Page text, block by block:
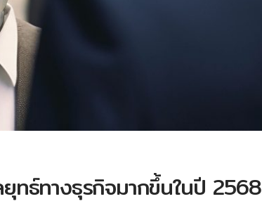
ทธ์ทางธุรกิจมากขึ้นในปี 2568